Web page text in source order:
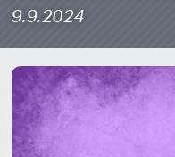
9.9.2024